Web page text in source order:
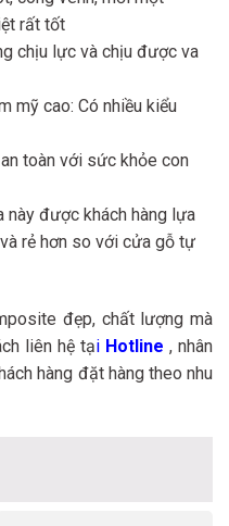
rất tốt
chịu lực và chịu được va
mỹ cao: Có nhiều kiểu
toàn với sức khỏe con
được khách hàng lựa
rẻ hơn so với cửa gỗ tự
đẹp, chất lượng mà
liên hệ tại Hotline , nhân
hàng đặt hàng theo nhu